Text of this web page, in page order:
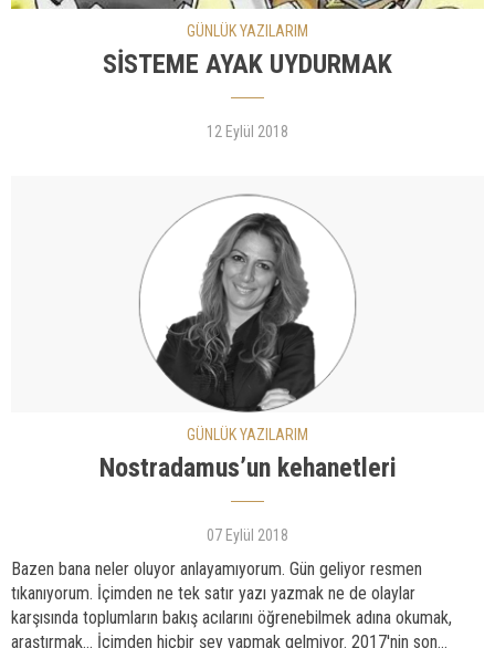
GÜNLÜK YAZILARIM
SİSTEME AYAK UYDURMAK
12 Eylül 2018
GÜNLÜK YAZILARIM
Nostradamus’un kehanetleri
07 Eylül 2018
Bazen bana neler oluyor anlayamıyorum. Gün geliyor resmen
tıkanıyorum. İçimden ne tek satır yazı yazmak ne de olaylar
karşısında toplumların bakış acılarını öğrenebilmek adına okumak,
araştırmak... İçimden hiçbir şey yapmak gelmiyor. 2017'nin son...